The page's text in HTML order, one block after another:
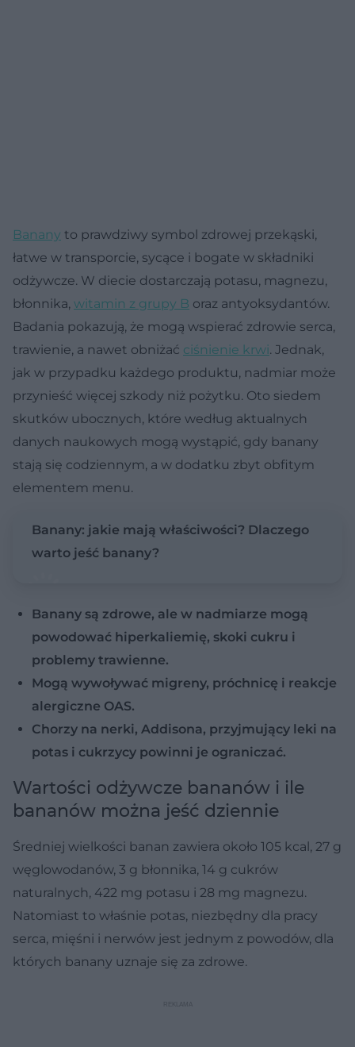
Banany to prawdziwy symbol zdrowej przekąski,
łatwe w transporcie, sycące i bogate w składniki
odżywcze. W diecie dostarczają potasu, magnezu,
błonnika, witamin z grupy B oraz antyoksydantów.
Badania pokazują, że mogą wspierać zdrowie serca,
trawienie, a nawet obniżać ciśnienie krwi. Jednak,
jak w przypadku każdego produktu, nadmiar może
przynieść więcej szkody niż pożytku. Oto siedem
skutków ubocznych, które według aktualnych
danych naukowych mogą wystąpić, gdy banany
stają się codziennym, a w dodatku zbyt obfitym
elementem menu.
Banany: jakie mają właściwości? Dlaczego
warto jeść banany?
Banany są zdrowe, ale w nadmiarze mogą
powodować hiperkaliemię, skoki cukru i
problemy trawienne.
Mogą wywoływać migreny, próchnicę i reakcje
alergiczne OAS.
Chorzy na nerki, Addisona, przyjmujący leki na
potas i cukrzycy powinni je ograniczać.
Wartości odżywcze bananów i ile
bananów można jeść dziennie
Średniej wielkości banan zawiera około 105 kcal, 27 g
węglowodanów, 3 g błonnika, 14 g cukrów
naturalnych, 422 mg potasu i 28 mg magnezu.
Natomiast to właśnie potas, niezbędny dla pracy
serca, mięśni i nerwów jest jednym z powodów, dla
których banany uznaje się za zdrowe.